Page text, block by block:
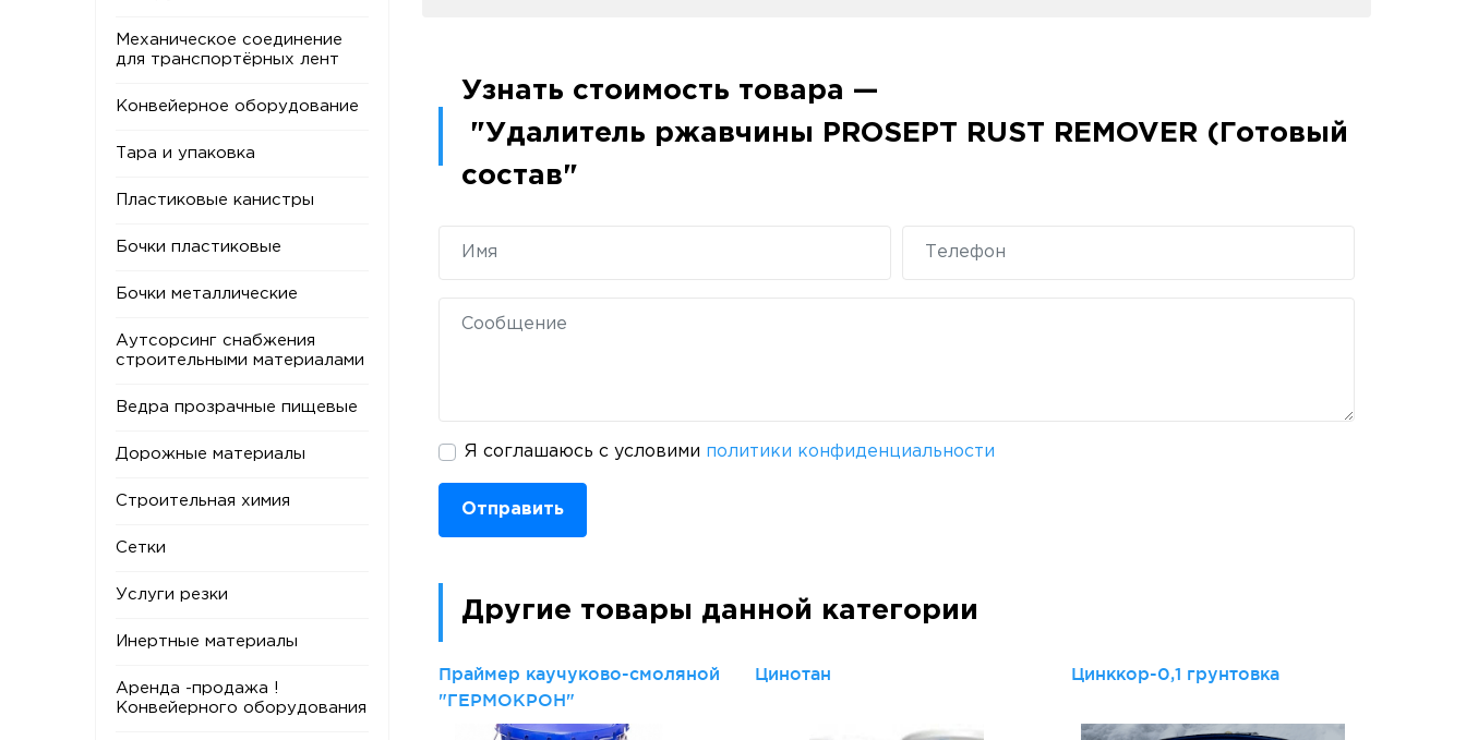
Механическое соединение
для транспортёрных лент
Конвейерное оборудование
Тара и упаковка
Пластиковые канистры
Бочки пластиковые
Бочки металлические
Аутсорсинг снабжения
строительными материалами
Ведра прозрачные пищевые
Дорожные материалы
Строительная химия
Сетки
Услуги резки
Инертные материалы
Аренда -продажа !
Конвейерного оборудования
Узнать стоимость товара —
"Удалитель ржавчины PROSEPT RUST REMOVER (Готовый
состав"
Я соглашаюсь с условими политики конфиденциальности
Отправить
Другие товары данной категории
Праймер каучуково-смоляной
"ГЕРМОКРОН"
Цинотан Цинккор-0,1 грунтовка